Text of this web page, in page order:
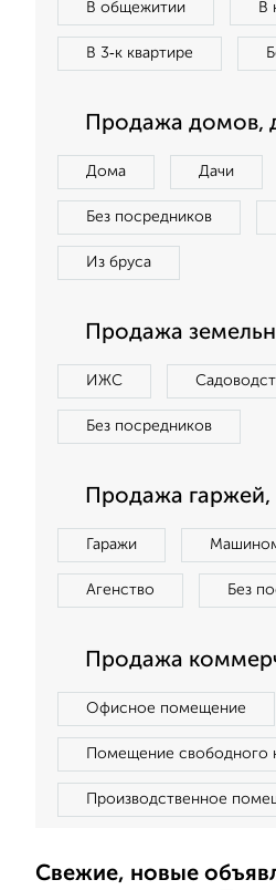
В общежитии В
В 3‑к квартире
Продажа домов,
Дома Дачи
Без посредников
Из бруса
Продажа
ИЖС
Без посредников
Продажа
Гаражи
Агенство Без
Продажа
Офисное помещение
Помещение свободного
Производственное
Свежие, новые